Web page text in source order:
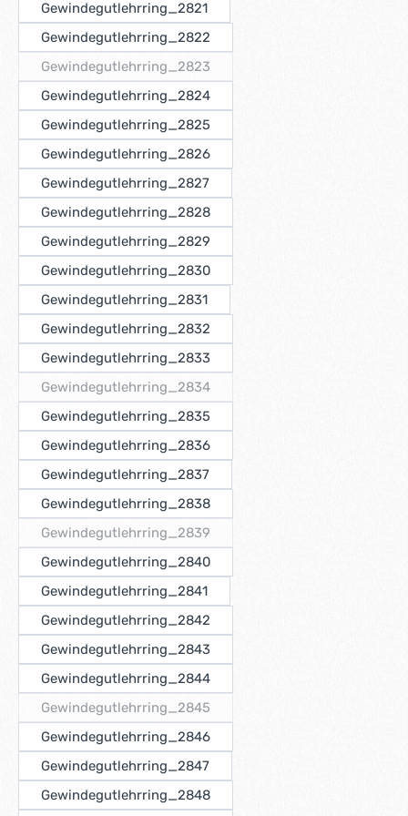
Gewindegutlehrring_2821
Gewindegutlehrring_2822
Gewindegutlehrring_2823
(Diese Option ist zurzeit nicht verfügbar.)
Gewindegutlehrring_2824
Gewindegutlehrring_2825
Gewindegutlehrring_2826
Gewindegutlehrring_2827
Gewindegutlehrring_2828
Gewindegutlehrring_2829
Gewindegutlehrring_2830
Gewindegutlehrring_2831
Gewindegutlehrring_2832
Gewindegutlehrring_2833
Gewindegutlehrring_2834
(Diese Option ist zurzeit nicht verfügbar.)
Gewindegutlehrring_2835
Gewindegutlehrring_2836
Gewindegutlehrring_2837
Gewindegutlehrring_2838
Gewindegutlehrring_2839
(Diese Option ist zurzeit nicht verfügbar.)
Gewindegutlehrring_2840
Gewindegutlehrring_2841
Gewindegutlehrring_2842
Gewindegutlehrring_2843
Gewindegutlehrring_2844
Gewindegutlehrring_2845
(Diese Option ist zurzeit nicht verfügbar.)
Gewindegutlehrring_2846
Gewindegutlehrring_2847
Gewindegutlehrring_2848